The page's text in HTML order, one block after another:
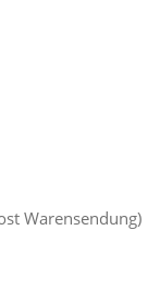
Warensendung)